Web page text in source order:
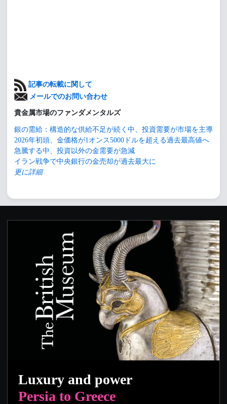
記事の転載に関して
メールでのお問い合わせ
貴金属市場のファンダメンタルズ
銀の需給：構造的な供給不足が続く中、投資需要が市場を主導
2026年初頭、金価格が1オンス5000ドルを超える過去最高値へ
急騰する中、投資以外の金需要が急減
イラン戦争で中央銀行の金売却が過去最大に
更に詳細
Luxury and power
Persia to Greece